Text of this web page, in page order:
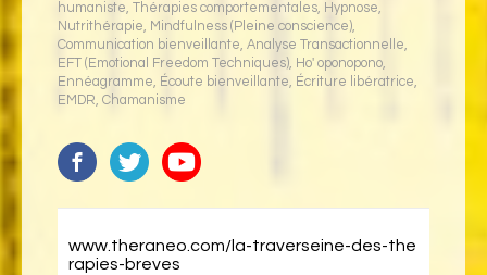
humaniste, Thérapies comportementales, Hypnose,
Nutrithérapie, Mindfulness (Pleine conscience),
Communication bienveillante, Analyse Transactionnelle,
EFT (Emotional Freedom Techniques), Ho' oponopono,
Ennéagramme, Écoute bienveillante, Écriture libératrice,
EMDR, Chamanisme
www.theraneo.com/la-traverseine-des-the
rapies-breves